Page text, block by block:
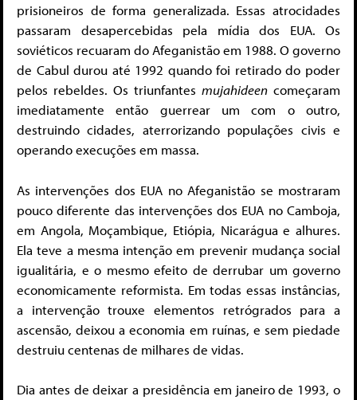
prisioneiros de forma generalizada. Essas atrocidades
passaram desapercebidas pela mídia dos EUA. Os
soviéticos recuaram do Afeganistão em 1988. O governo
de Cabul durou até 1992 quando foi retirado do poder
pelos rebeldes. Os triunfantes mujahideen começaram
imediatamente então guerrear um com o outro,
destruindo cidades, aterrorizando populações civis e
operando execuções em massa.
As intervenções dos EUA no Afeganistão se mostraram
pouco diferente das intervenções dos EUA no Camboja,
em Angola, Moçambique, Etiópia, Nicarágua e alhures.
Ela teve a mesma intenção em prevenir mudança social
igualitária, e o mesmo efeito de derrubar um governo
economicamente reformista. Em todas essas instâncias,
a intervenção trouxe elementos retrógrados para a
ascensão, deixou a economia em ruínas, e sem piedade
destruiu centenas de milhares de vidas.
Dia antes de deixar a presidência em janeiro de 1993, o